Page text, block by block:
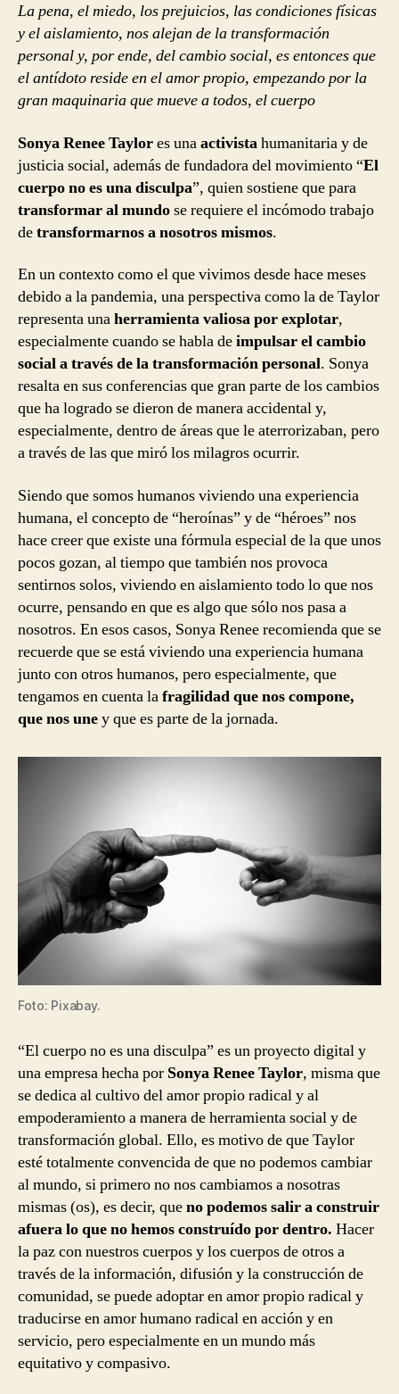
La pena, el miedo, los prejuicios, las condiciones físicas
y el aislamiento, nos alejan de la transformación
personal y, por ende, del cambio social, es entonces que
el antídoto reside en el amor propio, empezando por la
gran maquinaria que mueve a todos, el cuerpo
Sonya Renee Taylores unaactivistahumanitaria y de
justicia social, además de fundadora del movimiento “El
cuerpo no es una disculpa”, quien sostiene que para
transformar al mundose requiere el incómodo trabajo
detransformarnos a nosotros mismos.
En un contexto como el que vivimos desde hace meses
debido a la pandemia, una perspectiva como la de Taylor
representa unaherramienta valiosa por explotar,
especialmente cuando se habla deimpulsar el cambio
social a través de la transformación personal. Sonya
resalta en sus conferencias que gran parte de los cambios
que ha logrado se dieron de manera accidental y,
especialmente, dentro de áreas que le aterrorizaban, pero
a través de las que miró los milagros ocurrir.
Siendo que somos humanos viviendo una experiencia
humana, el concepto de “heroínas” y de “héroes” nos
hace creer que existe una fórmula especial de la que unos
pocos gozan, al tiempo que también nos provoca
sentirnos solos, viviendo en aislamiento todo lo que nos
ocurre, pensando en que es algo que sólo nos pasa a
nosotros. En esos casos, Sonya Renee recomienda que se
recuerde que se está viviendo una experiencia humana
junto con otros humanos, pero especialmente, que
tengamos en cuenta lafragilidad que nos compone,
que nos uney que es parte de la jornada.
Foto: Pixabay.
“El cuerpo no es una disculpa” es un proyecto digital y
una empresa hecha por Sonya Renee Taylor, misma que
se dedica al cultivo del amor propio radical y al
empoderamiento a manera de herramienta social y de
transformación global. Ello, es motivo de que Taylor
esté totalmente convencida de que no podemos cambiar
al mundo, si primero no nos cambiamos a nosotras
mismas (os), es decir, queno podemos salir a construir
afuera lo que no hemos construído por dentro. Hacer
la paz con nuestros cuerpos y los cuerpos de otros a
través de la información, difusión y la construcción de
comunidad, se puede adoptar en amor propio radical y
traducirse en amor humano radical en acción y en
servicio, pero especialmente en un mundo más
equitativo y compasivo.